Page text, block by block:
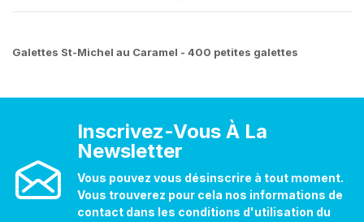
Galettes St-Michel au Caramel - 400 petites galettes
Inscrivez-Vous À La
Newsletter
Vous pouvez vous désinscrire à tout moment.
Vous trouverez pour cela nos informations de
contact dans les conditions d'utilisation du